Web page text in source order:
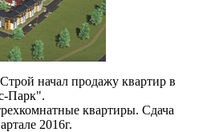
начал продажу квартир в
Парк".
квартиры. Сдача
2016г.